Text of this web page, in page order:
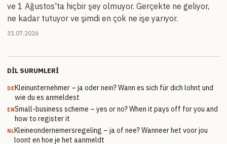
ve 1 Ağustos'ta hiçbir şey olmuyor. Gerçekte ne geliyor,
ne kadar tutuyor ve şimdi en çok ne işe yarıyor.
31.07.2026
DIL SURUMLERI
DEKleinunternehmer – ja oder nein? Wann es sich für dich lohnt und
wie du es anmeldest
ENSmall-business scheme – yes or no? When it pays off for you and
how to register it
NLKleineondernemersregeling – ja of nee? Wanneer het voor jou
loont en hoe je het aanmeldt